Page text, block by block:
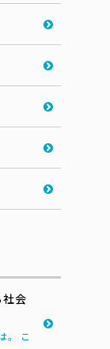
社会
。 こ